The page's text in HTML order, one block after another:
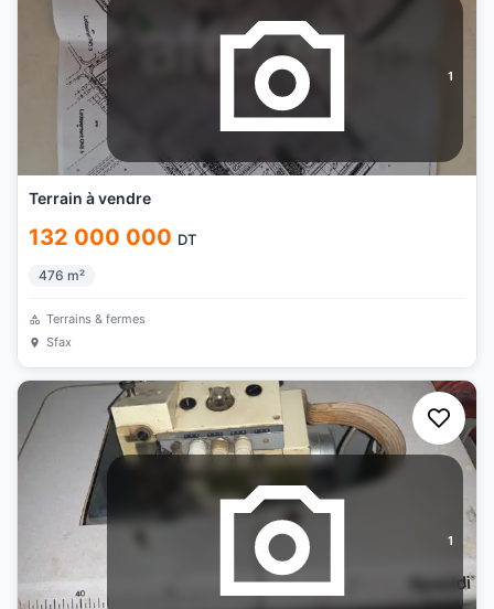
1
Terrain à vendre
132 000 000 DT
476 m²
Terrains & fermes
Sfax
1